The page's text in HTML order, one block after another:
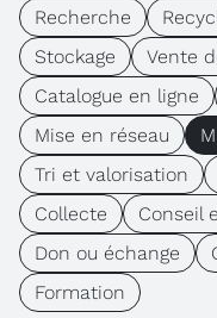
Recherche
Stockage
Vente
Catalogue en ligne
Mise en réseau
Tri et valorisation
Collecte
Conseil
Don ou échange
Formation